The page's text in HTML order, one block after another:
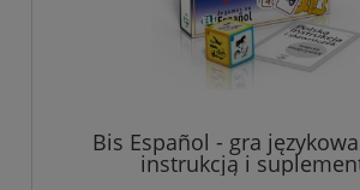
Bis Español - gra
instrukcją i